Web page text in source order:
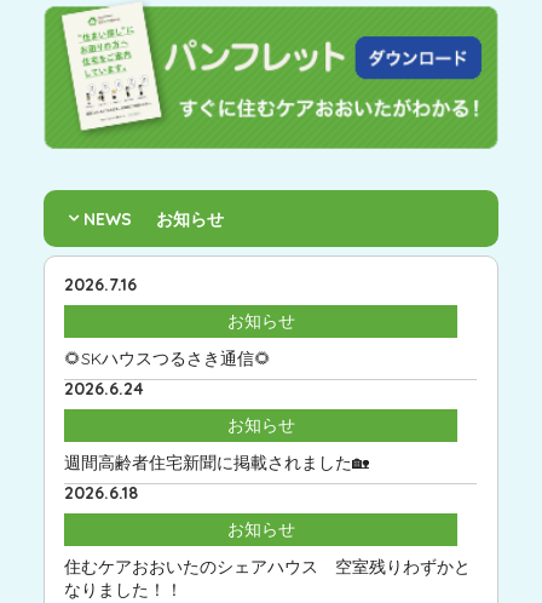
NEWS お知らせ
2026.7.16
お知らせ
🌻SKハウスつるさき通信🌻
2026.6.24
お知らせ
週間高齢者住宅新聞に掲載されました🏡
2026.6.18
お知らせ
住むケアおおいたのシェアハウス 空室残りわずかと
なりました！！